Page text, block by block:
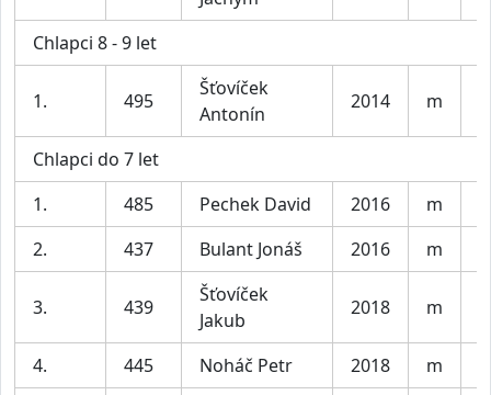
Chlapci 8 - 9 let
1. 495
Šťovíček
Antonín
2014 m
Chlapci do 7 let
1.
485 Pechek David 2016 m
2.
437 Bulant Jonáš 2016 m
3. 439
Šťovíček
Jakub
2018 m
4. 445 Noháč Petr 2018 m